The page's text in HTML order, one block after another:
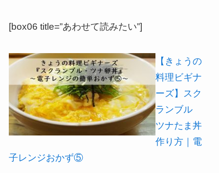
[box06 title=”あわせて読みたい”]
【きょうの
料理ビギナ
ーズ】スク
ランブル
ツナたま丼
作り方｜電
子レンジおかず⑤